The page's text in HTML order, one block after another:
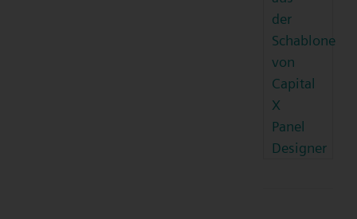
der
Schablone
von
Capital
X
Panel
Designer